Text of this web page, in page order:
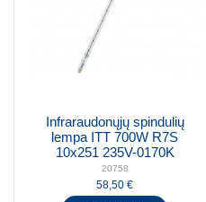
Infraraudonųjų spindulių
lempa ITT 700W R7S
10x251 235V-0170K
20758
58,50 €